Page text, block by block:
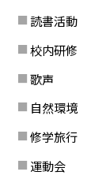
読書活動
校内研修
歌声
自然環境
修学旅行
運動会